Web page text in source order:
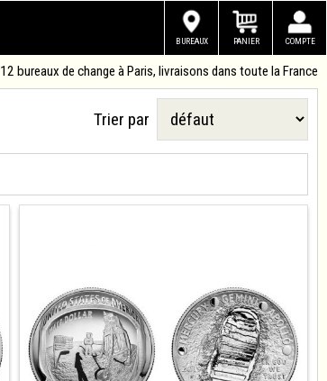
COMPTE
PANIER
BUREAUX
12 bureaux de change à Paris, livraisons dans toute la France
Trier par